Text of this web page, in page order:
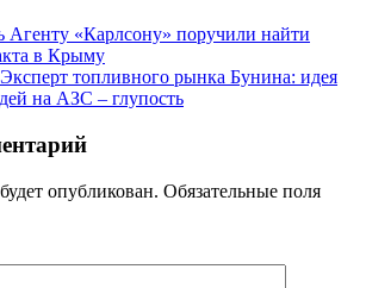
Агенту «Карлсону» поручили найти
в Крыму
Эксперт топливного рынка Бунина: идея
на АЗС – глупость
опубликован. Обязательные поля